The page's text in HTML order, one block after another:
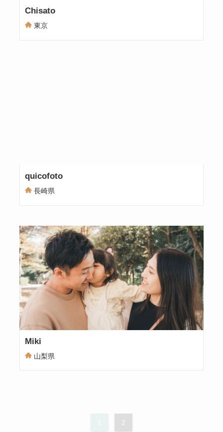
Chisato
東京
quicofoto
長崎県
Miki
山梨県
2